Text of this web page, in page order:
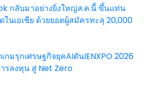
กลับมาอย่างยิ่งใหญ่ส.ค.นี้ ขึ้นแท่น
นเอเชีย ด้วยยอดผู้สมัครทะลุ 20,000
กมรุกเศรษฐกิจยุคAIดันIENXPO 2026
รลงทุน สู่ Net Zero